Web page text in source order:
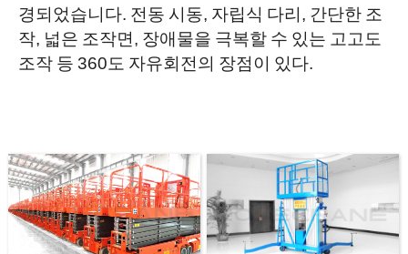
경되었습니다. 전동 시동, 자립식 다리, 간단한 조
작, 넓은 조작면, 장애물을 극복할 수 있는 고고도
조작 등 360도 자유회전의 장점이 있다.